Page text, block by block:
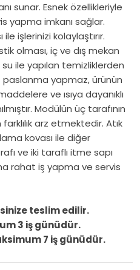
sunar. Esnek özellikleriyle
yapma imkanı sağlar.
işlerinizi kolaylaştırır.
olması, iç ve dış mekan
ile yapılan temizliklerden
yapmaz, ürünün
ve ısıya dayanıklı
Modülün üç tarafının
arz etmektedir. Atık
kovası ile diğer
ve iki taraflı itme sapı
rahat iş yapma ve servis
teslim edilir.
3 iş günüdür.
7 iş günüdür.